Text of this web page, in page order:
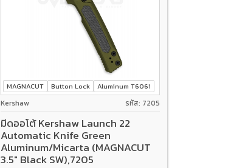
MAGNACUT Button Lock Aluminum T6061
Kershaw รหัส: 7205
มีดออโต้ Kershaw Launch 22
Automatic Knife Green
Aluminum/Micarta (MAGNACUT
3.5" Black SW),7205